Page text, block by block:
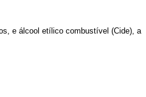
e álcool etílico combustível (Cide), a